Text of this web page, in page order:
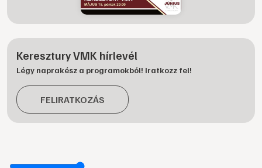
Keresztury VMK hírlevél
Légy naprakész a programokból! Iratkozz fel!
FELIRATKOZÁS